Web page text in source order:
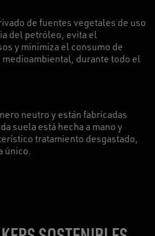
de fuentes vegetales de uso
del petróleo, evita el
y minimiza el consumo de
medioambiental, durante todo el
neutro y están fabricadas
suela está hecha a mano y
tratamiento desgastado,
único.